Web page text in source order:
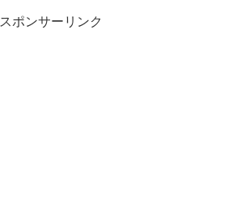
スポンサーリンク